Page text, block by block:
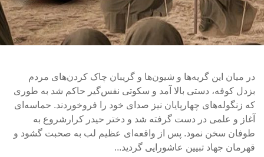
در میان این گریه‌ها و شیون‌ها و گریبان چاک کردن‌های مردم
بزدل کوفه، دستی بالا آمد و سکوتی نفس‌گیر حاکم شد به طوری
که زنگوله‌های چهارپایان نیز صدای خود را فروخوردند. حماسه‌ای
آغاز و علمی در دست گرفته شد و دختر حیدر کرارشروع به
طوفان سخن نمود. پس از واقعه‌ای عظیم لب به صحبت گشود و
قهرمان جهاد تبیین عاشورایی گردید...